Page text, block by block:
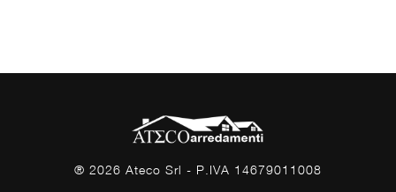
® 2026 Ateco Srl - P.IVA 14679011008